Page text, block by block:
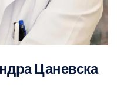
Цаневска